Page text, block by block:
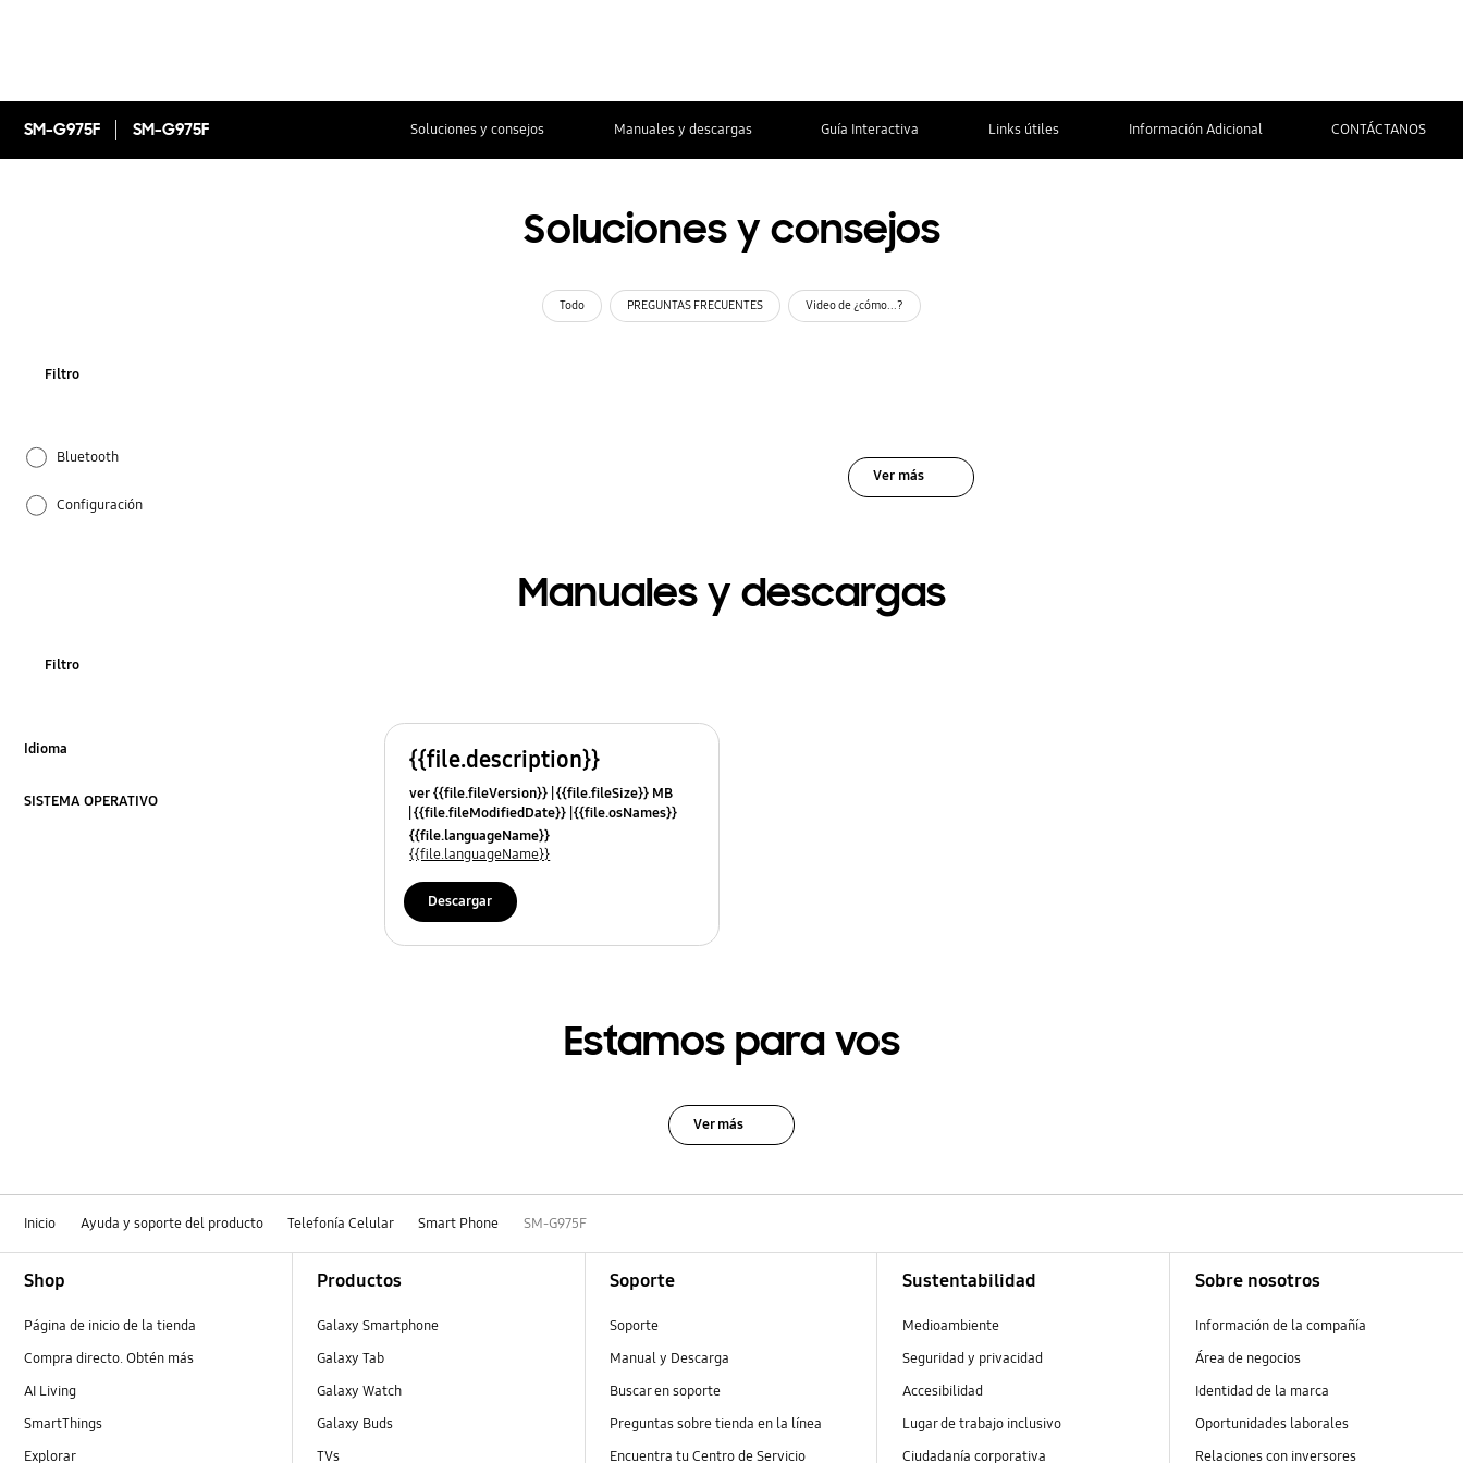
SM-G975F SM-G975F Soluciones y consejos Manuales y descargas Guía Interactiva Links útiles Información Adicional CONTÁCTANOS
Soluciones y consejos
Todo PREGUNTAS FRECUENTES Video de ¿cómo...?
Filtro
Bluetooth
Configuración
Ver más
Manuales y descargas
Filtro
Idioma
SISTEMA OPERATIVO
{{file.description}}
ver {{file.fileVersion}} {{file.fileSize}} MB
{{file.fileModifiedDate}} {{file.osNames}}
{{file.languageName}}
{{file.languageName}}
Descargar
Estamos para vos
Ver más
Inicio Ayuda y soporte del producto Telefonía Celular Smart Phone SM-G975F
Shop
Página de inicio de la tienda
Compra directo. Obtén más
AI Living
SmartThings
Explorar
Productos
Galaxy Smartphone
Galaxy Tab
Galaxy Watch
Galaxy Buds
TVs
Soporte
Soporte
Manual y Descarga
Buscar en soporte
Preguntas sobre tienda en la línea
Encuentra tu Centro de Servicio
Sustentabilidad
Medioambiente
Seguridad y privacidad
Accesibilidad
Lugar de trabajo inclusivo
Ciudadanía corporativa
Sobre nosotros
Información de la compañía
Área de negocios
Identidad de la marca
Oportunidades laborales
Relaciones con inversores